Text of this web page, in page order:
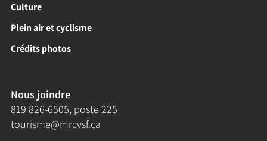
Culture
Plein air et cyclisme
Crédits photos
Nous joindre
819 826-6505, poste 225
tourisme@mrcvsf.ca